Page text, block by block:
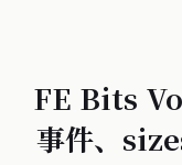
FE Bits
事件、